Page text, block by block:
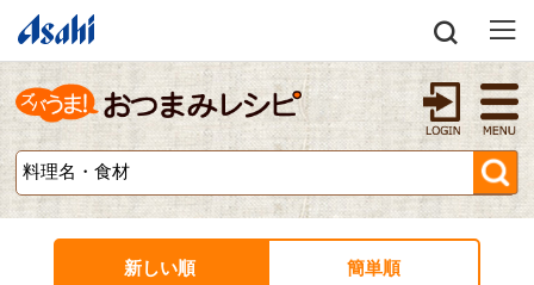
新しい順 簡単順